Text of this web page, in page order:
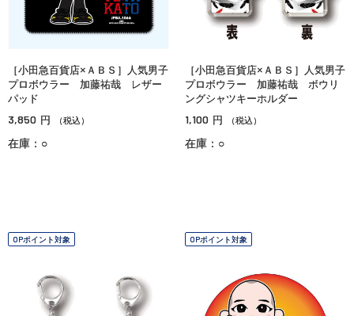
［小田急百貨店×ＡＢＳ］人気男子
プロボウラー 加藤祐哉 レザー
パッド
3,850 円 （税込）
在庫：○
［小田急百貨店×ＡＢＳ］人気男子
プロボウラー 加藤祐哉 ボウリ
ングシャツキーホルダー
1,100 円 （税込）
在庫：○
OPポイント対象 OPポイント対象